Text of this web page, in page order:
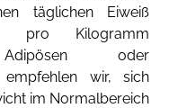
täglichen Eiweiß
pro Kilogramm
Adipösen oder
empfehlen wir, sich
im Normalbereich